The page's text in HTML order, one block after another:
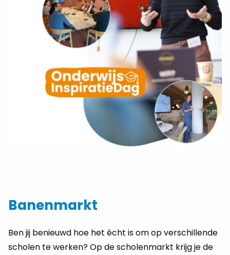
Banenmarkt
Ben jij benieuwd hoe het écht is om op verschillende
scholen te werken? Op de scholenmarkt krijg je de